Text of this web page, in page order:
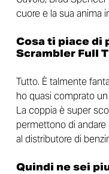
cuore e la sua anima
Cosa ti piace di
Scrambler Full
Tutto. È talmente
ho quasi comprato
La coppia è super
permettono di
al distributore di
Quindi ne sei